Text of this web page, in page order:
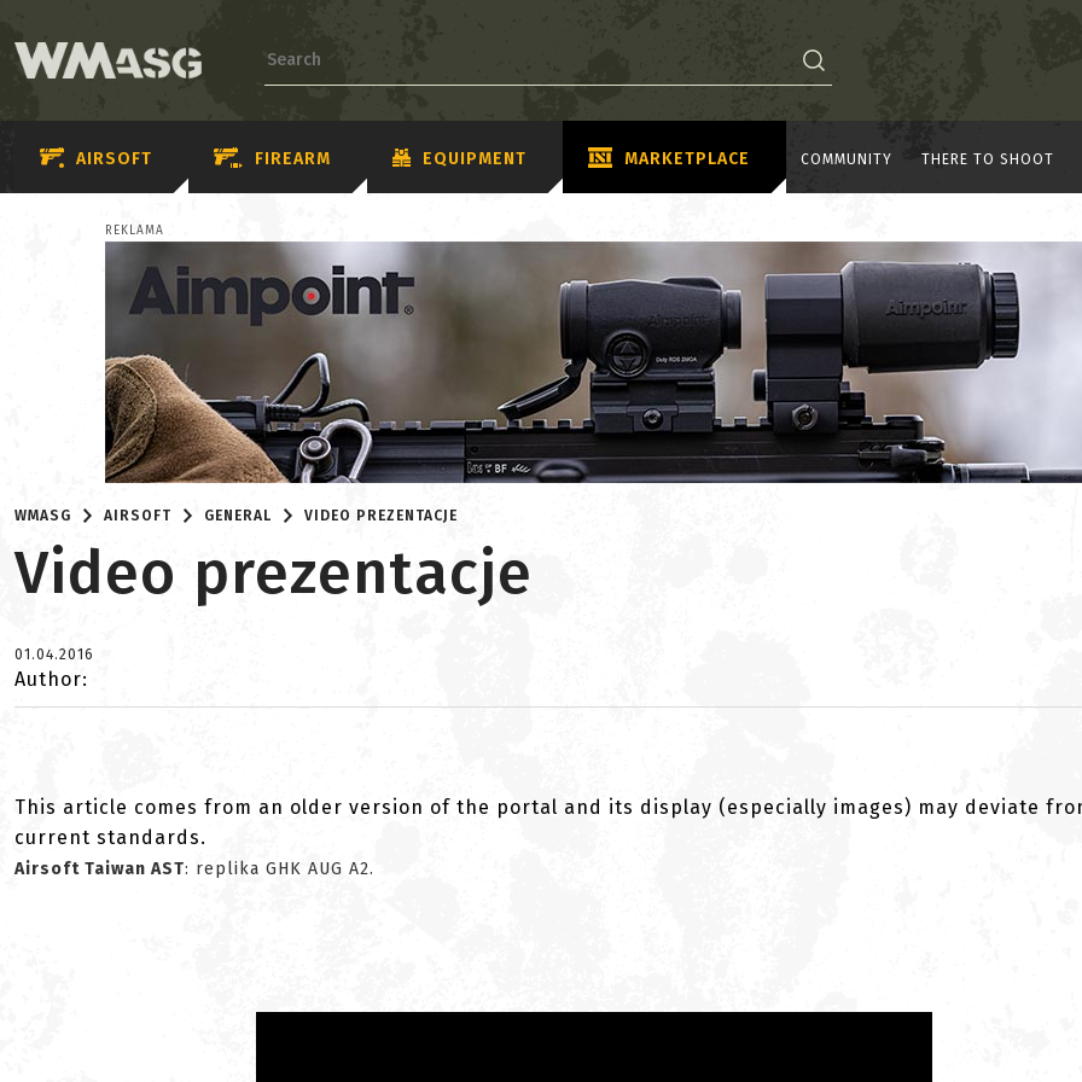
AIRSOFT FIREARM EQUIPMENT MARKETPLACE COMMUNITY THERE TO SHOOT
REKLAMA
WMASG AIRSOFT GENERAL VIDEO PREZENTACJE
Video prezentacje
01.04.2016
Author:
This article comes from an older version of the portal and its display (especially images) may deviate
current standards.
Airsoft Taiwan AST: replika GHK AUG A2.